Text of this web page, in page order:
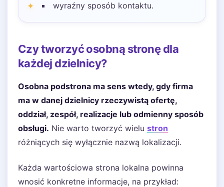
wyraźny sposób kontaktu.
Czy tworzyć osobną stronę dla
każdej dzielnicy?
Osobna podstrona ma sens wtedy, gdy firma
ma w danej dzielnicy rzeczywistą ofertę,
oddział, zespół, realizacje lub odmienny sposób
obsługi. Nie warto tworzyć wielu stron
różniących się wyłącznie nazwą lokalizacji.
Każda wartościowa strona lokalna powinna
wnosić konkretne informacje, na przykład: